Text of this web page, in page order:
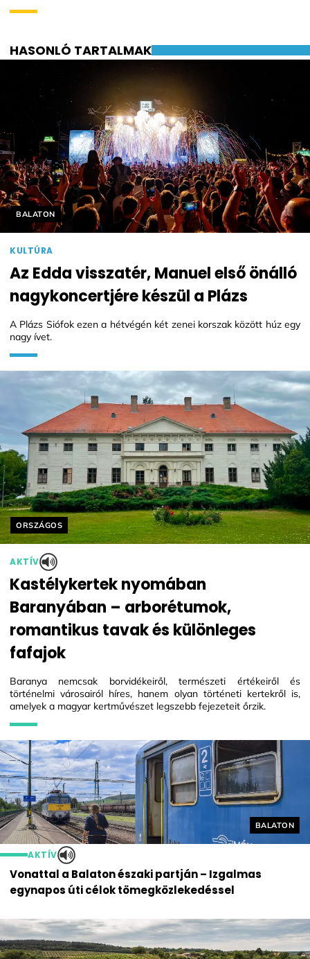
HASONLÓ TARTALMAK
Helyszín címkék:
BALATON
KULTÚRA
Az Edda visszatér, Manuel első önálló
nagykoncertjére készül a Plázs
A Plázs Siófok ezen a hétvégén két zenei korszak között húz egy
nagy ívet.
Helyszín
BALATON
AKTÍV
Vonattal a Balaton északi partján – Izgalmas
egynapos úti célok tömegközlekedéssel
Helyszín címkék:
ORSZÁGOS
AKTÍV
Kastélykertek nyomában
Baranyában – arborétumok,
romantikus tavak és különleges
fafajok
Baranya nemcsak borvidékeiről, természeti értékeiről és
történelmi városairól híres, hanem olyan történeti kertekről is,
amelyek a magyar kertművészet legszebb fejezeteit őrzik.